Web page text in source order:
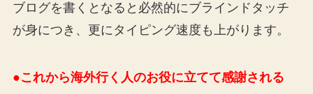
ブログを書くとなると必然的にブラインドタッチ
が身につき、更にタイピング速度も上がります。
●これから海外行く人のお役に立てて感謝される